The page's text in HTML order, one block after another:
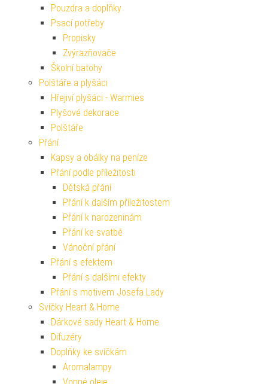
Pouzdra a doplňky
Psací potřeby
Propisky
Zvýrazňovače
Školní batohy
Polštáře a plyšáci
Hřejiví plyšáci - Warmies
Plyšové dekorace
Polštáře
Přání
Kapsy a obálky na peníze
Přání podle příležitosti
Dětská přání
Přání k dalším příležitostem
Přání k narozeninám
Přání ke svatbě
Vánoční přání
Přání s efektem
Přání s dalšími efekty
Přání s motivem Josefa Lady
Svíčky Heart & Home
Dárkové sady Heart & Home
Difuzéry
Doplňky ke svíčkám
Aromalampy